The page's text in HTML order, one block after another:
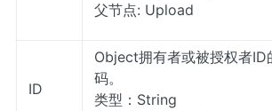
父节点: Upload
ID
Object拥有者或被授权者
码。
类型：String